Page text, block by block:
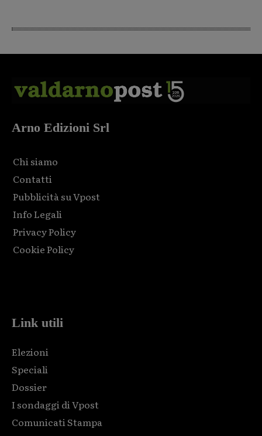
Arno Edizioni Srl
Chi siamo
Contatti
Pubblicità su Vpost
Info Legali
Privacy Policy
Cookie Policy
Link utili
Elezioni
Speciali
Dossier
I sondaggi di Vpost
Comunicati Stampa